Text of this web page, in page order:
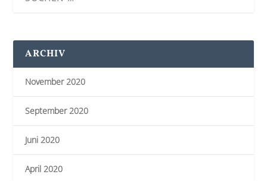
ARCHIV
November 2020
September 2020
Juni 2020
April 2020